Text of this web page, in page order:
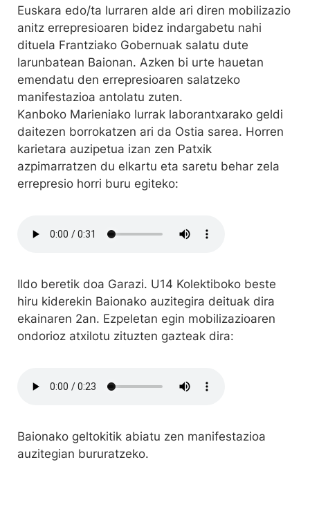
Euskara edo/ta lurraren alde ari diren mobilizazio
anitz errepresioaren bidez indargabetu nahi
dituela Frantziako Gobernuak salatu dute
larunbatean Baionan. Azken bi urte hauetan
emendatu den errepresioaren salatzeko
manifestazioa antolatu zuten.
Kanboko Marieniako lurrak laborantxarako geldi
daitezen borrokatzen ari da Ostia sarea. Horren
karietara auzipetua izan zen Patxik
azpimarratzen du elkartu eta saretu behar zela
errepresio horri buru egiteko:
Ildo beretik doa Garazi. U14 Kolektiboko beste
hiru kiderekin Baionako auzitegira deituak dira
ekainaren 2an. Ezpeletan egin mobilizazioaren
ondorioz atxilotu zituzten gazteak dira:
Baionako geltokitik abiatu zen manifestazioa
auzitegian bururatzeko.